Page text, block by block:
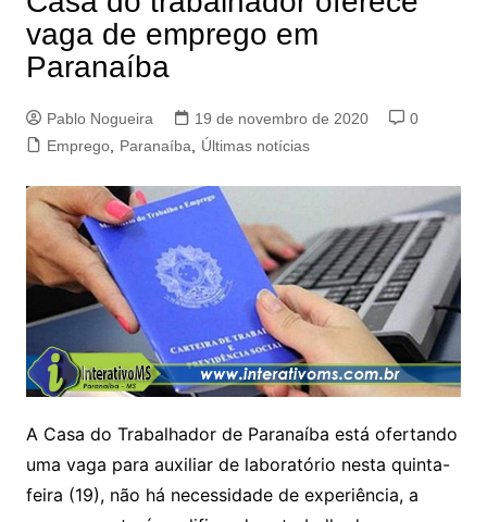
vaga de emprego em
Paranaíba
Pablo Nogueira 19 de novembro de 2020
0
Emprego, Paranaíba Últimas notícias
A Casa do Trabalhador de Paranaíba está ofertando
uma vaga para auxiliar de laboratório nesta quinta-
feira (19), não há necessidade de experiência, a